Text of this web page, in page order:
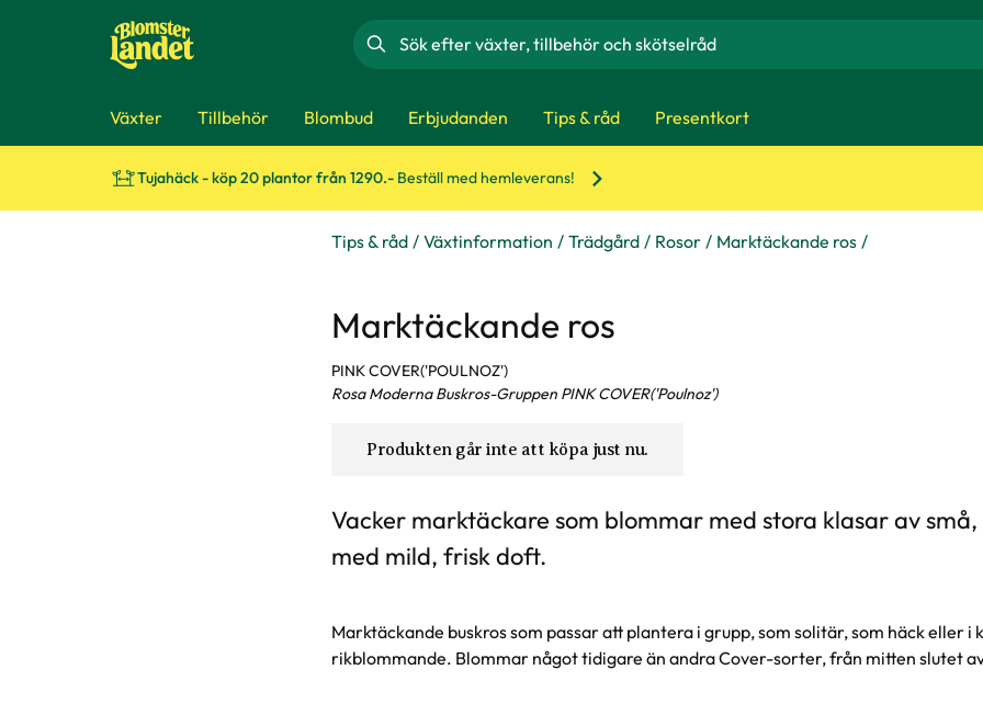
Sök
Växter Tillbehör Blombud Erbjudanden Tips & råd Presentkort
Tujahäck - köp 20 plantor från 1290.- Beställ med hemleverans!
Tips & råd Växtinformation Trädgård Rosor Marktäckande ros
Marktäckande ros
PINK COVER('POULNOZ')
Rosa Moderna Buskros-Gruppen PINK COVER('Poulnoz')
Produkten går inte att köpa just nu.
Vacker marktäckare som blommar med stora klasar av
med mild, frisk doft.
Marktäckande buskros som passar att plantera i grupp, som solitär, som häck eller i
rikblommande. Blommar något tidigare än andra Cover-sorter, från mitten slutet